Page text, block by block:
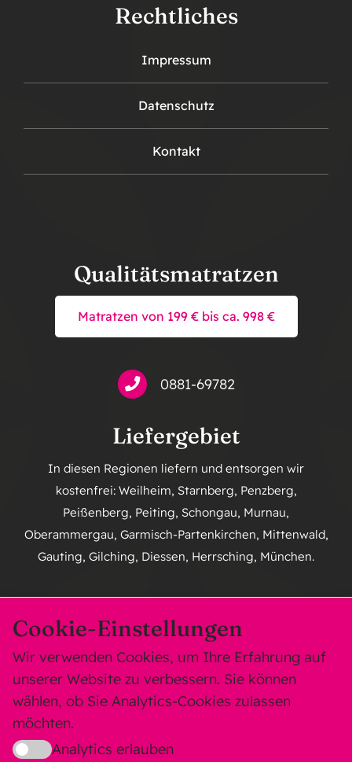
Rechtliches
Impressum
Datenschutz
Kontakt
Qualitätsmatratzen
Matratzen von 199 € bis ca. 998 €
0881-69782
Liefergebiet
In diesen Regionen liefern und entsorgen wir
kostenfrei: Weilheim, Starnberg, Penzberg,
Peißenberg, Peiting, Schongau, Murnau,
Oberammergau, Garmisch-Partenkirchen, Mittenwald,
Gauting, Gilching, Diessen, Herrsching, München.
© Copyright 2023 - 2026 | Traumland | Alle Rechte
vorbehalten | Powered byDatenkünstler
Cookie-Einstellungen
Wir verwenden Cookies, um Ihre Erfahrung auf
unserer Website zu verbessern. Sie können
wählen, ob Sie Analytics-Cookies zulassen
möchten.
Analytics erlauben